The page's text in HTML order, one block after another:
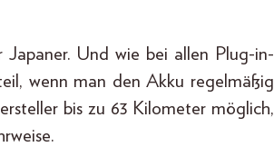
Und wie bei allen Plug-in-
wenn man den Akku regelmäßig
bis zu 63 Kilometer möglich,